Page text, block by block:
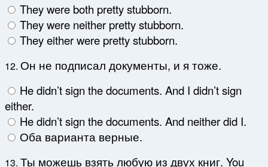
They were both pretty stubborn.
They were neither pretty stubborn.
They either were pretty stubborn.
12. Он не подписал документы, и я тоже.
He didn’t sign the documents. And I didn’t sign
either.
He didn’t sign the documents. And neither did I.
Оба варианта верные.
13. Ты можешь взять любую из двух книг. You